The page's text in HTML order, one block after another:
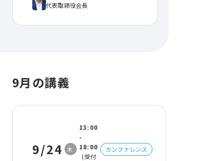
代表取締役会長
9月の講義
9/24 木
13:00
-
18:00
(受付
カンファレンス